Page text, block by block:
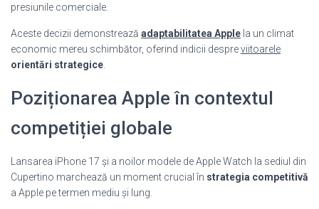
presiunile comerciale.
Aceste decizii demonstrează adaptabilitatea Apple la un climat
economic mereu schimbător, oferind indicii despreviitoarele
orientări strategice
Poziționarea Apple în contextul
competiției globale
Lansarea iPhone 17 și a noilor modele de Apple Watch la sediul din
Cupertino marchează un moment crucial în strategia competitivă
a Apple pe termen mediu și lung.